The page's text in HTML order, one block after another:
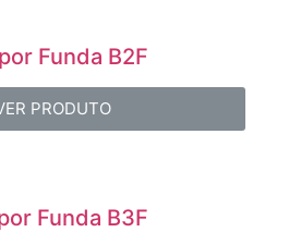
Funda B2F
PRODUTO
Funda B3F